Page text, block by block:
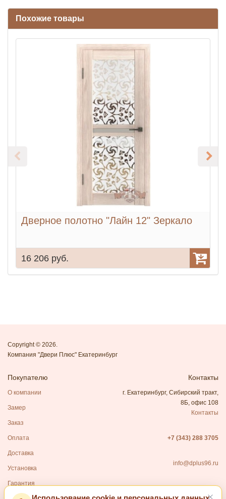
Похожие товары
Дверное полотно "Лайн 12" Зеркало
16 206 руб.
Copyright © 2026.
Компания "Двери Плюс" Екатеринбург
Покупателю
О компании
Замер
Заказ
Оплата
Доставка
Установка
Гарантия
Контакты
г. Екатеринбург, Сибирский тракт,
8Б, офис 108
Контакты
+7 (343) 288 3705
info@dplus96.ru